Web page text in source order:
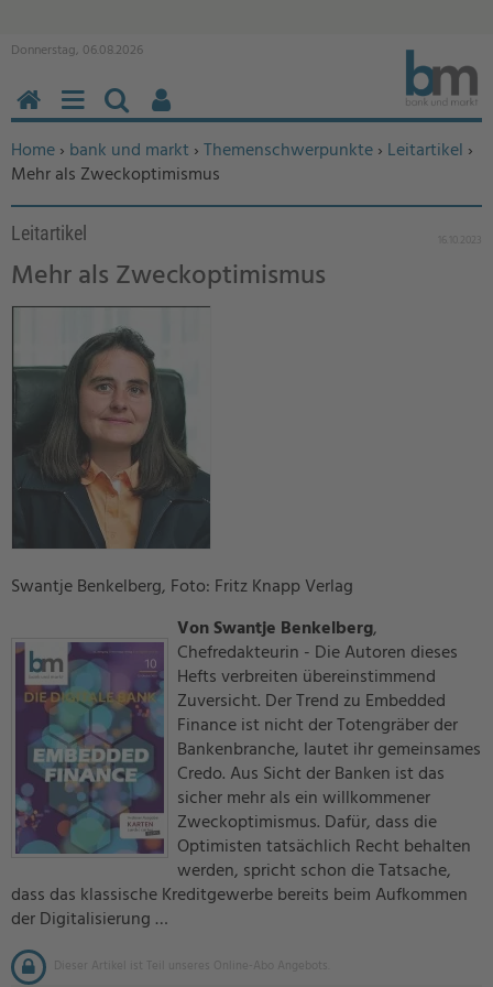
Donnerstag, 06.08.2026
Sie befinden sich hier:
Home› bank und markt ›Themenschwerpunkte› Leitartikel ›
Mehr als Zweckoptimismus
Leitartikel
Mehr als Zweckoptimismus
Swantje Benkelberg, Foto: Fritz Knapp Verlag
Von Swantje Benkelberg,
Chefredakteurin - Die Autoren dieses
Hefts verbreiten übereinstimmend
Zuversicht. Der Trend zu Embedded
Finance ist nicht der Totengräber der
Bankenbranche, lautet ihr gemeinsames
Credo. Aus Sicht der Banken ist das
sicher mehr als ein willkommener
Zweckoptimismus. Dafür, dass die
Optimisten tatsächlich Recht behalten
werden, spricht schon die Tatsache,
dass das klassische Kreditgewerbe bereits beim Aufkommen
der Digitalisierung …
Dieser Artikel ist Teil unseres Online-Abo Angebots.
HOMEMENÜSUCHEN
BENUTZERFUNKTIONEN